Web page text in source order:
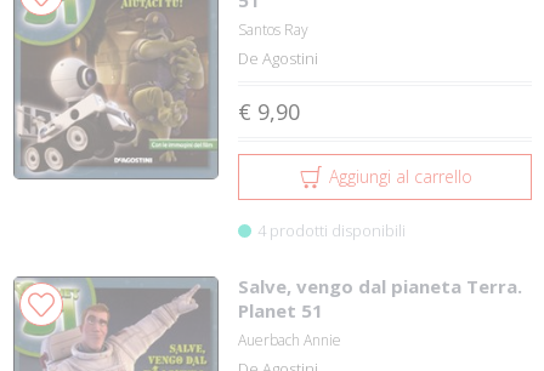
Santos Ray
De Agostini
€ 9,90
Aggiungi al carrello
4 prodotti disponibili
Salve, vengo dal pianeta Terra.
Planet 51
Auerbach Annie